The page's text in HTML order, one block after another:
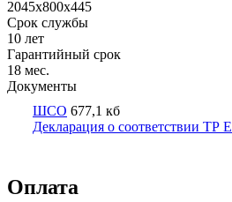
2045х800х445
Срок службы
10 лет
Гарантийный срок
18 мес.
Документы
ШСО 677,1 кб
Декларация о соответствии
Оплата